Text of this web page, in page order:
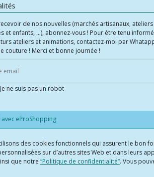
de nos nouvelles (marchés artisanaux,
et enfants, ...), abonnez-vous ! Pour être tenu
ateliers et animations, contactez-moi par
couture ! Merci et bonne journée !
Je ne suis pas un robot
eProShopping
des cookies fonctionnels qui assurent le bon
sur d’autres sites Web et dans leurs
que notre “Politique de confidentialité“. Vous